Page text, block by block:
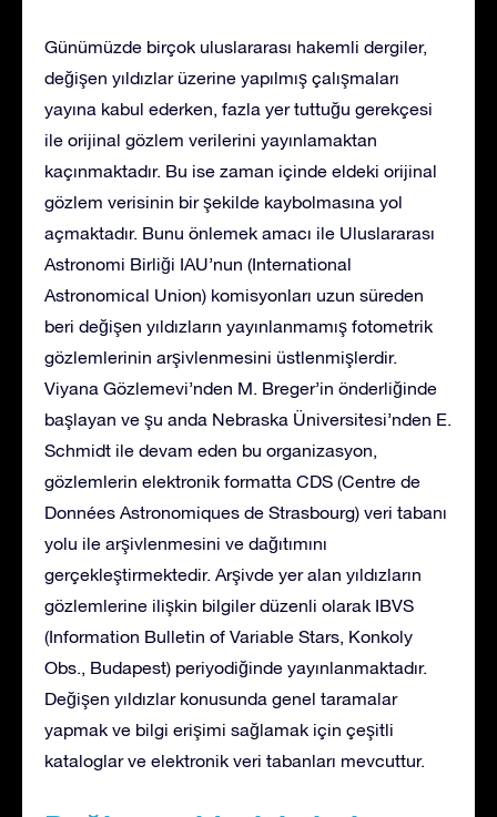
Günümüzde birçok uluslararası hakemli dergiler,
değişen yıldızlar üzerine yapılmış çalışmaları
yayına kabul ederken, fazla yer tuttuğu gerekçesi
ile orijinal gözlem verilerini yayınlamaktan
kaçınmaktadır. Bu ise zaman içinde eldeki orijinal
gözlem verisinin bir şekilde kaybolmasına yol
açmaktadır. Bunu önlemek amacı ile Uluslararası
Astronomi Birliği IAU’nun (International
Astronomical Union) komisyonları uzun süreden
beri değişen yıldızların yayınlanmamış fotometrik
gözlemlerinin arşivlenmesini üstlenmişlerdir.
Viyana Gözlemevi’nden M. Breger’in önderliğinde
başlayan ve şu anda Nebraska Üniversitesi’nden E.
Schmidt ile devam eden bu organizasyon,
gözlemlerin elektronik formatta CDS (Centre de
Données Astronomiques de Strasbourg) veri tabanı
yolu ile arşivlenmesini ve dağıtımını
gerçekleştirmektedir. Arşivde yer alan yıldızların
gözlemlerine ilişkin bilgiler düzenli olarak IBVS
(Information Bulletin of Variable Stars, Konkoly
Obs., Budapest) periyodiğinde yayınlanmaktadır.
Değişen yıldızlar konusunda genel taramalar
yapmak ve bilgi erişimi sağlamak için çeşitli
kataloglar ve elektronik veri tabanları mevcuttur.